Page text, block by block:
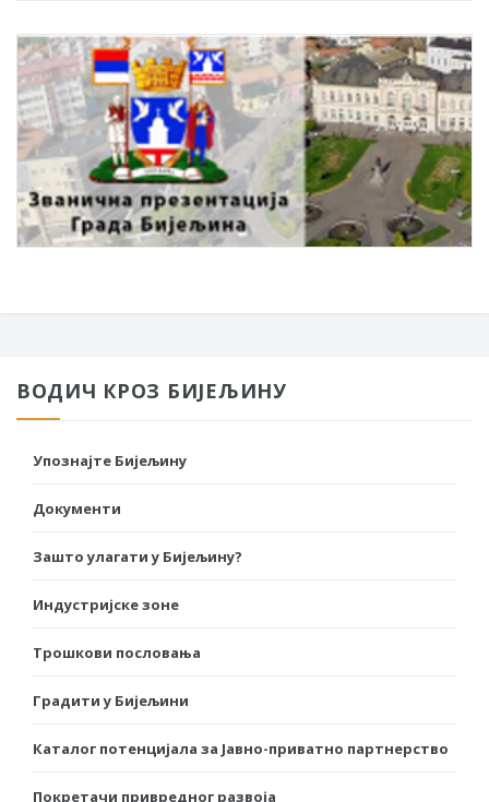
ВОДИЧ КРОЗ БИЈЕЉИНУ
Упознајте Бијељину
Документи
Зашто улагати у Бијељину?
Индустријске зоне
Трошкови пословања
Градити у Бијељини
Каталог потенцијала за Јавно-приватно партнерство
Покретачи привредног развоја